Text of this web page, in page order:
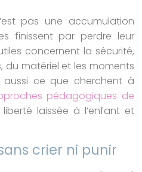
pas une accumulation
finissent par perdre leur
concernent la sécurité,
du matériel et les moments
aussi ce que cherchent à
pédagogiques de
laissée à l’enfant et
crier ni punir